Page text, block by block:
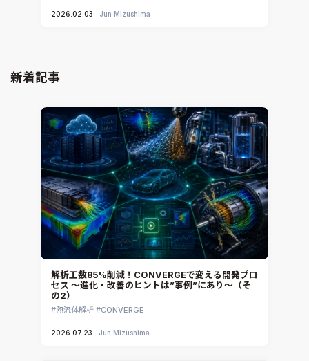
2026.02.03 Jun Mizushima
新着記事
解析工数85%削減！CONVERGEで変える開発プロ
セス ～進化・改善のヒントは”事例”にあり～（そ
の2）
熱流体解析 CONVERGE
2026.07.23 Jun Mizushima